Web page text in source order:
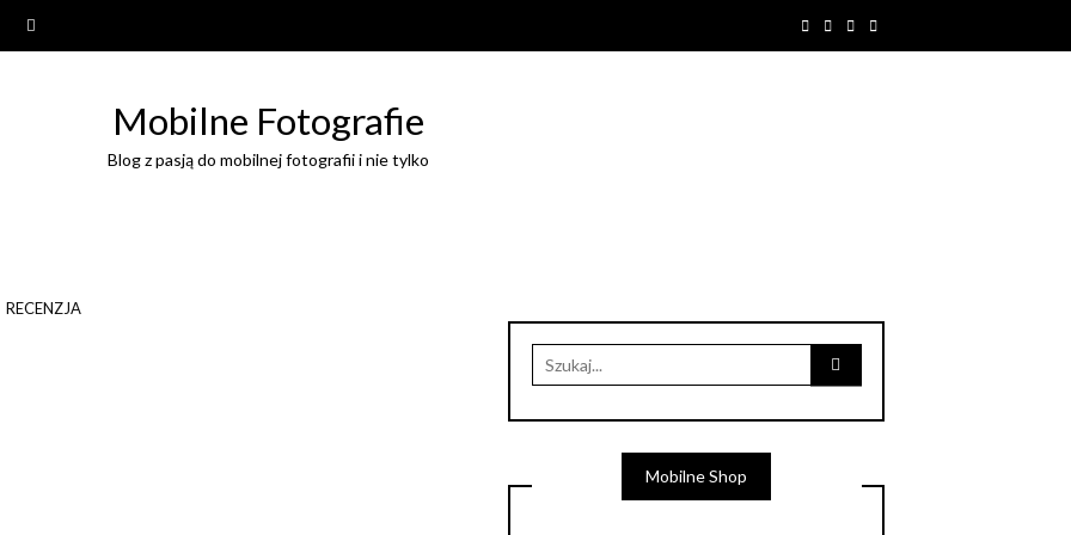
Mobilne Fotografie
Blog z pasją do mobilnej fotografii i nie tylko
RECENZJA
Mobilne Shop